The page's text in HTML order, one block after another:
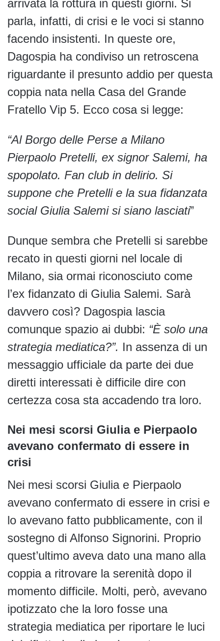
arrivata la rottura in questi giorni. Si
parla, infatti, di crisi e le voci si stanno
facendo insistenti. In queste ore,
Dagospia ha condiviso un retroscena
riguardante il presunto addio per questa
coppia nata nella Casa del Grande
Fratello Vip 5. Ecco cosa si legge:
“Al Borgo delle Perse a Milano
Pierpaolo Pretelli, ex signor Salemi, ha
spopolato. Fan club in delirio. Si
suppone che Pretelli e la sua fidanzata
social Giulia Salemi si siano lasciati”
Dunque sembra che Pretelli si sarebbe
recato in questi giorni nel locale di
Milano, sia ormai riconosciuto come
l’ex fidanzato di Giulia Salemi. Sarà
davvero così? Dagospia lascia
comunque spazio ai dubbi: “È solo una
strategia mediatica?”. In assenza di un
messaggio ufficiale da parte dei due
diretti interessati è difficile dire con
certezza cosa sta accadendo tra loro.
Nei mesi scorsi Giulia e Pierpaolo
avevano confermato di essere in
crisi
Nei mesi scorsi Giulia e Pierpaolo
avevano confermato di essere in crisi e
lo avevano fatto pubblicamente, con il
sostegno di Alfonso Signorini. Proprio
quest’ultimo aveva dato una mano alla
coppia a ritrovare la serenità dopo il
momento difficile. Molti, però, avevano
ipotizzato che la loro fosse una
strategia mediatica per riportare le luci